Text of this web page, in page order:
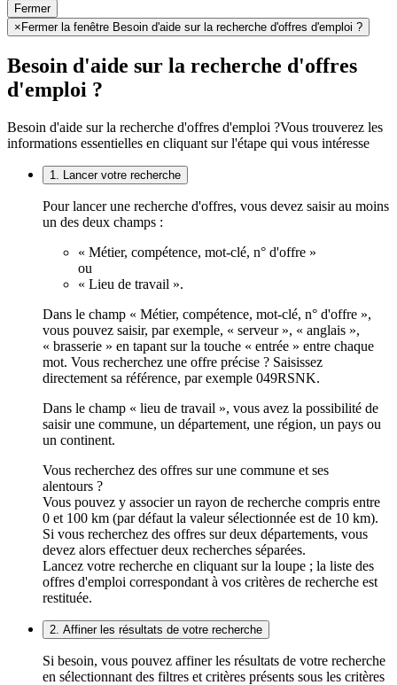
Fermer
× Fermer la fenêtre Besoin d'aide sur la recherche d'offres d'emploi ?
Besoin d'aide sur la recherche d'offres
d'emploi ?
Besoin d'aide sur la recherche d'offres d'emploi ?Vous trouverez les
informations essentielles en cliquant sur l'étape qui vous intéresse
1. Lancer votre recherche
Pour lancer une recherche d'offres, vous devez saisir au moins
un des deux champs :
« Métier, compétence, mot-clé, n° d'offre »
ou
« Lieu de travail ».
Dans le champ « Métier, compétence, mot-clé, n° d'offre »,
vous pouvez saisir, par exemple, « serveur », « anglais »,
« brasserie » en tapant sur la touche « entrée » entre chaque
mot. Vous recherchez une offre précise ? Saisissez
directement sa référence, par exemple 049RSNK.
Dans le champ « lieu de travail », vous avez la possibilité de
saisir une commune, un département, une région, un pays ou
un continent.
Vous recherchez des offres sur une commune et ses
alentours ?
Vous pouvez y associer un rayon de recherche compris entre
0 et 100 km (par défaut la valeur sélectionnée est de 10 km).
Si vous recherchez des offres sur deux départements, vous
devez alors effectuer deux recherches séparées.
Lancez votre recherche en cliquant sur la loupe ; la liste des
offres d'emploi correspondant à vos critères de recherche est
restituée.
2. Affiner les résultats de votre recherche
Si besoin, vous pouvez affiner les résultats de votre recherche
en sélectionnant des filtres et critères présents sous les critères